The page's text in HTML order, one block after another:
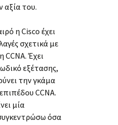
αξία του.
η Cisco έχει
σχετικά με
Έχει
εξέτασης,
την γκάμα
CCNA.
μία
όσα